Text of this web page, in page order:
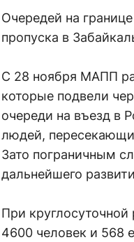
Очередей на
пропуска в
С 28 ноября МАПП
которые подвели
очереди на въезд в
людей,
Зато пограничным
дальнейшего
При круглосуточной
4600 человек и 568